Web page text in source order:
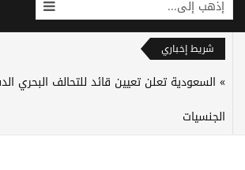
إذهب إلى...
شريط إخباري
السعودية تعلن تعيين قائد للتحالف البحري
الجنسيات